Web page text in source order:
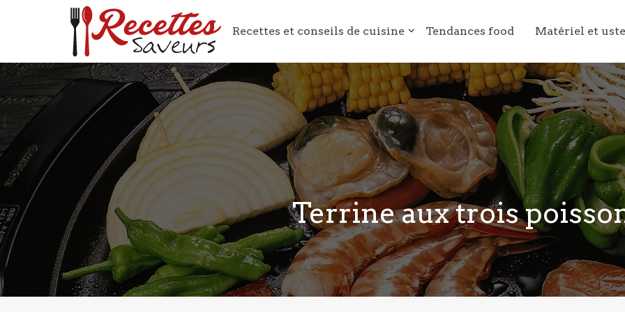
Recettes et conseils de cuisine Tendances food Matériel et
Terrine aux trois